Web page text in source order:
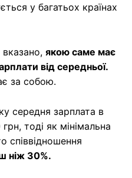
у багатьох країнах
якою саме має
від середньої.
за собою.
середня зарплата в
тоді як мінімальна
співвідношення
ніж 30%.